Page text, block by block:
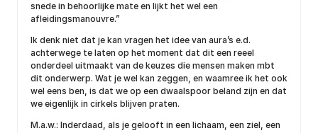
snede in behoorlijke mate en lijkt het wel een
afleidingsmanouvre.”
Ik denk niet dat je kan vragen het idee van aura’s e.d.
achterwege te laten op het moment dat dit een reeel
onderdeel uitmaakt van de keuzes die mensen maken mbt
dit onderwerp. Wat je wel kan zeggen, en waamree ik het ook
wel eens ben, is dat we op een dwaalspoor beland zijn en dat
we eigenlijk in cirkels blijven praten.
M.a.w.: Inderdaad, als je gelooft in een lichaam, een ziel, een